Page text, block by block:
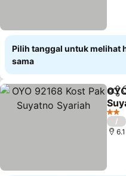
Pilih tanggal untuk melihat
sama
2
/